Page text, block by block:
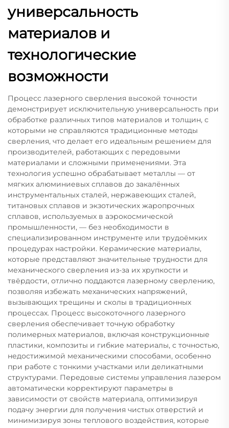
универсальность
материалов и
технологические
возможности
Процесс лазерного сверления высокой точности
демонстрирует исключительную универсальность при
обработке различных типов материалов и толщин, с
которыми не справляются традиционные методы
сверления, что делает его идеальным решением для
производителей, работающих с передовыми
материалами и сложными применениями. Эта
технология успешно обрабатывает металлы — от
мягких алюминиевых сплавов до закалённых
инструментальных сталей, нержавеющих сталей,
титановых сплавов и экзотических жаропрочных
сплавов, используемых в аэрокосмической
промышленности, — без необходимости в
специализированном инструменте или трудоёмких
процедурах настройки. Керамические материалы,
которые представляют значительные трудности для
механического сверления из-за их хрупкости и
твёрдости, отлично поддаются лазерному сверлению,
позволяя избежать механических напряжений,
вызывающих трещины и сколы в традиционных
процессах. Процесс высокоточного лазерного
сверления обеспечивает точную обработку
полимерных материалов, включая конструкционные
пластики, композиты и гибкие материалы, с точностью,
недостижимой механическими способами, особенно
при работе с тонкими участками или деликатными
структурами. Передовые системы управления лазером
автоматически корректируют параметры в
зависимости от свойств материала, оптимизируя
подачу энергии для получения чистых отверстий и
минимизируя зоны теплового воздействия, которые